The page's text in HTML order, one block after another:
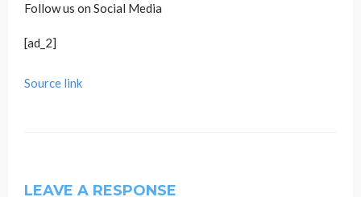
Follow us on Social Media
[ad_2]
Source link
LEAVE A RESPONSE